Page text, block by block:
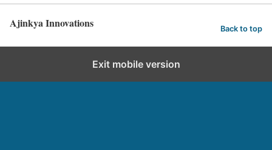
Ajinkya Innovations Back to top
Exit mobile version